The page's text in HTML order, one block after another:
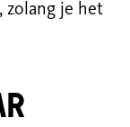
zolang je het